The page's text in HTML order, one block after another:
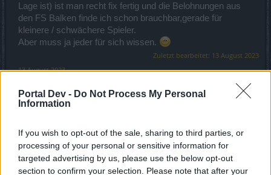
Portal Dev - Do Not Process My Personal
Information
If you wish to opt-out of the sale, sharing to third parties, or
processing of your personal or sensitive information for
targeted advertising by us, please use the below opt-out
section to confirm your selection. Please note that after your
Lage ist) ist man recht fix fertig und die Belohnungen aus
den FS Balken finde ich schon brauchbar,gerade für
kleinere / schwächere Spieler.
Aber muss ja jeder für sich wissen.
Zuletzt bearbeitet: 13 August 2023
13 August 2023
Blume79 , ChantillyRose und jordywinchestergefällt dies.
jordywinchester
Boardveteran
Tolles Event, wenn man sich besonders frusten möchte,